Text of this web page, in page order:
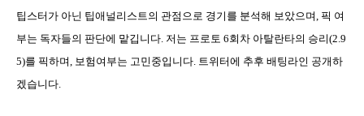
팁스터가 아닌 팁애널리스트의 관점으로 경기를 분석해 보았으며, 픽 여
부는 독자들의 판단에 맡깁니다. 저는 프로토 6회차 아탈란타의 승리(2.9
5)를 픽하며, 보험여부는 고민중입니다. 트위터에 추후 배팅라인 공개하
겠습니다.